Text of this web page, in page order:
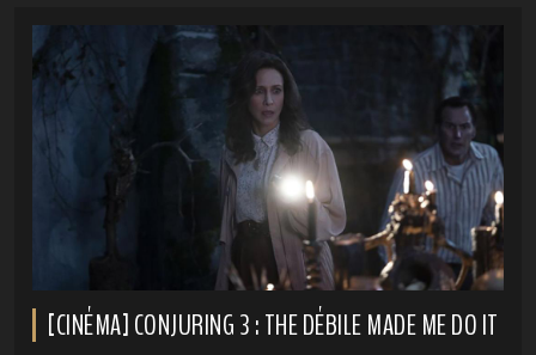
[CINÉMA] CONJURING 3 : THE DÉBILE MADE ME DO IT